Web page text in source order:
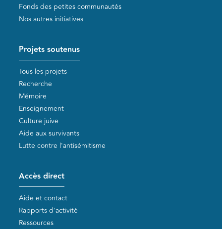
Fonds des petites communautés
Nos autres initiatives
Projets soutenus
Tous les projets
Recherche
Mémoire
Enseignement
Culture juive
Aide aux survivants
Lutte contre l'antisémitisme
Accès direct
Aide et contact
Rapports d'activité
Ressources